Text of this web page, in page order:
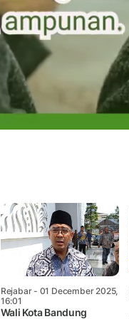
Rejabar- 01 December 2025,
16:01
Wali Kota Bandung